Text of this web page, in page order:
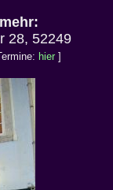
28, 52249
hier]